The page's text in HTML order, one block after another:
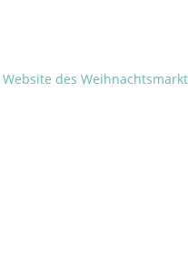
Website des